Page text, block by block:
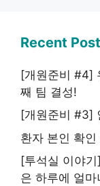
Recent
[개원준비 #4]
째 팀 결성!
[개원준비 #3]
환자 본인 확인
[투석실 이야
은 하루에 얼